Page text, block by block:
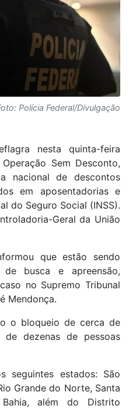
Polícia Federal/Divulgação
nesta quinta-feira
Sem Desconto,
nacional de descontos
em aposentadorias e
do Seguro Social (INSS).
Geral da União
que estão sendo
busca e apreensão,
no Supremo Tribunal
Mendonça.
o bloqueio de cerca de
dezenas de pessoas
seguintes estados: São
Grande do Norte, Santa
além do Distrito